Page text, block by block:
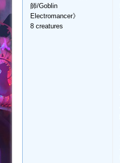
師/Goblin
Electromancer》
8 creatures